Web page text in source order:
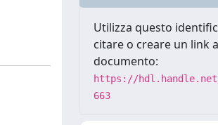
Utilizza questo
citare o creare un link
documento:
https://hdl.handle.net/
663